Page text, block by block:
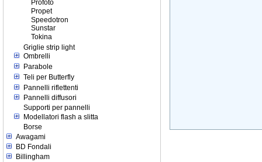
Profoto
Propet
Speedotron
Sunstar
Tokina
Griglie strip light
Ombrelli
Parabole
Teli per Butterfly
Pannelli riflettenti
Pannelli diffusori
Supporti per pannelli
Modellatori flash a slitta
Borse
Awagami
BD Fondali
Billingham